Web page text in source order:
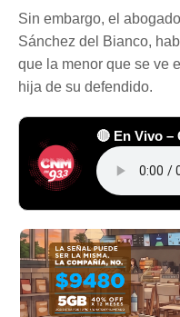
Sin embargo, el
Sánchez del Bianco,
que la menor que se ve
hija de su defendido.
🔴 En Vivo –